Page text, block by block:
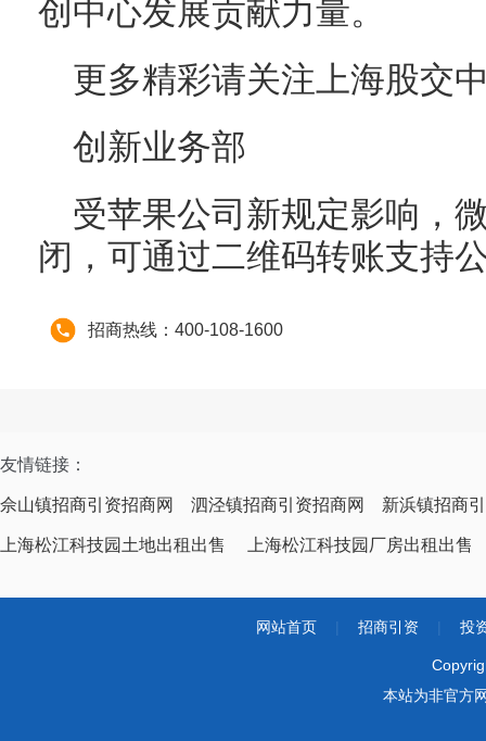
创中心发展贡献力量。
更多精彩请关注上海股交
创新业务部
受苹果公司新规定影响，
闭，可通过二维码转账支持
招商热线：400-108-1600
友情链接：
佘山镇招商引资招商网 泗泾镇招商引资招商网 新浜镇招商
上海松江科技园土地出租出售 上海松江科技园厂房出租出售
网站首页 招商引资 投
本站为非官方